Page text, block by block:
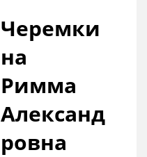
Черемки
на
Римма
Александ
ровна